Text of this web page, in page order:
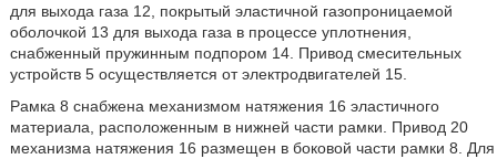
для выхода газа 12, покрытый эластичной газопроницаемой
оболочкой 13 для выхода газа в процессе уплотнения,
снабженный пружинным подпором 14. Привод смесительных
устройств 5 осуществляется от электродвигателей 15.
Рамка 8 снабжена механизмом натяжения 16 эластичного
материала, расположенным в нижней части рамки. Привод 20
механизма натяжения 16 размещен в боковой части рамки 8. Для